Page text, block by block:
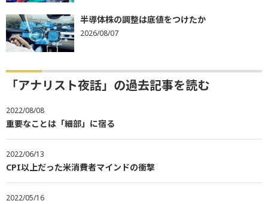
半導体株の調整は底値をつけたか
2026/08/07
「アナリスト夜話」の過去記事を読む
2022/08/08
重要なことは「細部」に宿る
2022/06/13
CPI以上だった米消費者マインドの衝撃
2022/05/16